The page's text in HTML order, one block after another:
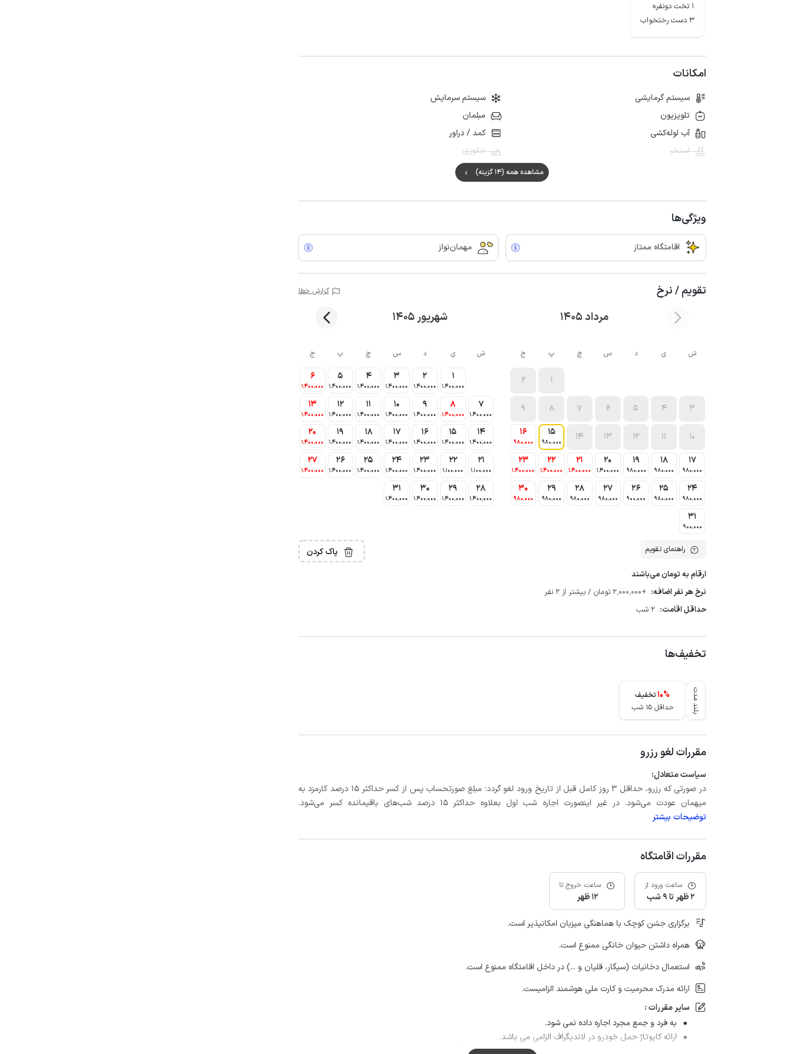
1 تخت دونفره
3 دست رختخواب
امکانات
سیستم گرمایشی
سیستم سرمایش
تلویزیون
مبلمان
آب لوله‌کشی
کمد / دراور
استخر
جکوزی
مشاهده همه (14 گزینه)
ویژگی‌ها
اقامتگاه ممتاز مهمان‌نواز
تقویم / نرخ گزارش خطا
مرداد 1405 شهریور 1405
ش ی د س چ پ ج
1
2
3
4
5
6
7
8
9
10
11
12
13
14
15
980٬000
16
980٬000
17
980٬000
18
980٬000
19
980٬000
20
1٬400٬000
21
1٬400٬000
22
1٬400٬000
23
1٬400٬000
24
980٬000
25
980٬000
26
900٬000
27
980٬000
28
980٬000
29
980٬000
30
980٬000
31
900٬000
ش ی د س چ پ ج
1
1٬400٬000
2
1٬400٬000
3
1٬400٬000
4
1٬400٬000
5
1٬400٬000
6
1٬400٬000
7
1٬400٬000
8
1٬400٬000
9
1٬400٬000
10
1٬400٬000
11
1٬400٬000
12
1٬400٬000
13
1٬400٬000
14
1٬400٬000
15
1٬400٬000
16
1٬400٬000
17
1٬400٬000
18
1٬400٬000
19
1٬400٬000
20
1٬400٬000
21
1٬100٬000
22
1٬100٬000
23
1٬400٬000
24
1٬400٬000
25
1٬400٬000
26
1٬400٬000
27
1٬400٬000
28
1٬400٬000
29
1٬400٬000
30
1٬400٬000
31
1٬400٬000
راهنمای تقویم پاک کردن
ارقام به تومان می‌باشند
نرخ هر نفر اضافه: +2٬000٬000 تومان / بیشتر از 2 نفر
حداقل اقامت: 2 شب
تخفیف‌ها
بلند مدت 10%
تخفیف
حداقل 15 شب
مقررات لغو رزرو
سیاست متعادل:
در صورتی که رزرو، حداقل 3 روز کامل قبل از تاریخ ورود لغو گردد؛ مبلغ صورتحساب پس از کسر حداکثر 15 درصد کارمزد به
میهمان عودت می‌شود. در غیر اینصورت اجاره شب اول بعلاوه حداکثر 15 درصد شب‌های باقیمانده کسر می‌شود.
توضیحات بیشتر
مقررات اقامتگاه
ساعت ورود از
2 ظهر تا 9 شب
ساعت خروج تا
12 ظهر
برگزاری جشن کوچک با هماهنگی میزبان امکانپذیر است.
همراه داشتن حیوان خانگی ممنوع است.
استعمال دخانیات (سیگار، قلیان و ...) در داخل اقامتگاه ممنوع است.
ارائه مدرک محرمیت و کارت ملی هوشمند الزامیست.
سایر مقررات :
به فرد و جمع مجرد اجاره داده نمی شود.
ارائه کاپوتاژ حمل خودرو در لاندیگراف الزامی می باشد.
مهمانان گرامی بعد از رزرو لطفا یک ساعت قبل از رسیدن به اقامتگاه به میزبان اطلاع رسانی کنید.